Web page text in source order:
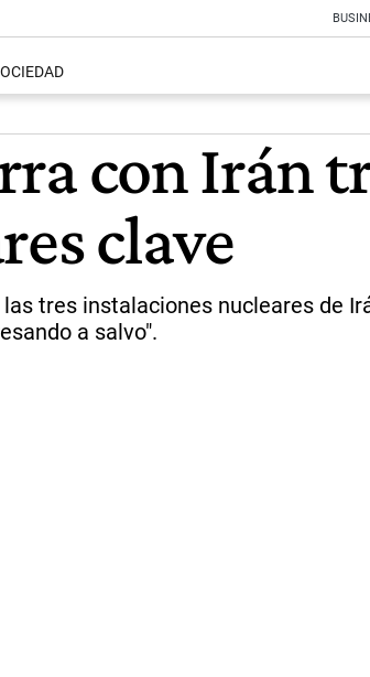
con Irán
clave
tres instalaciones nucleares de
a salvo".